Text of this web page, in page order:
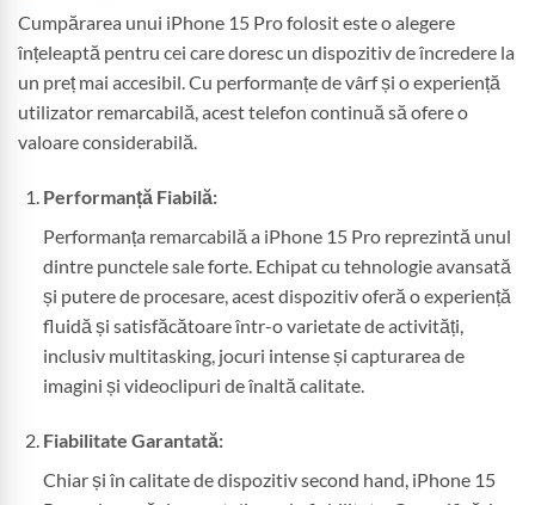
Cumpărarea unui iPhone 15 Pro folosit este o alegere
înțeleaptă pentru cei care doresc un dispozitiv de încredere la
un preț mai accesibil. Cu performanțe de vârf și o experiență
utilizator remarcabilă, acest telefon continuă să ofere o
valoare considerabilă.
Performanță Fiabilă:
Performanța remarcabilă a iPhone 15 Pro reprezintă unul
dintre punctele sale forte. Echipat cu tehnologie avansată
și putere de procesare, acest dispozitiv oferă o experiență
fluidă și satisfăcătoare într-o varietate de activități,
inclusiv multitasking, jocuri intense și capturarea de
imagini și videoclipuri de înaltă calitate.
Fiabilitate Garantată:
Chiar și în calitate de dispozitiv second hand, iPhone 15